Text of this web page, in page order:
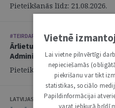
Pieteikšanās līdz: 21.08.2026.
#TEIRDARBS
Ārlietu ministrija aicina savai
Administratīvi tiesiskās
Pieteikšanās līdz: 21.08.2026.
LATVIJAS ZVĒRINĀTU ADVOKĀTU
Vietnē
Lai vietne pilnvērtīgi
nepieciešamās
piekrišanu var tikt
statistikas, sociālo
Papildinformācijai
varat jebkurā brīdī